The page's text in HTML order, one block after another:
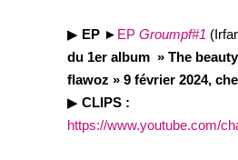
▶︎ EP ► EP Groumpf#1
du 1er album » The
flawoz » 9 février 2024,
▶︎ CLIPS :
https://www.youtube.com/